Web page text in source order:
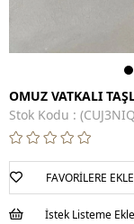
OMUZ VATKALI
Stok Kodu
FAVORILERE EKLE
İstek Listeme Ekle